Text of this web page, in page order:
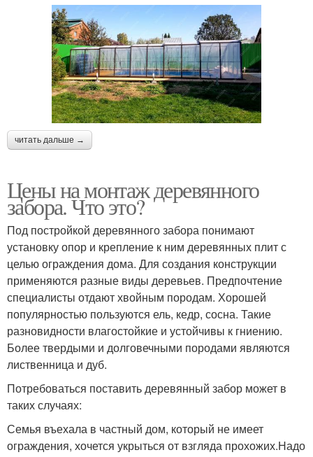
читать дальше →
Цены на монтаж деревянного
забора. Что это?
Под постройкой деревянного забора понимают
установку опор и крепление к ним деревянных плит с
целью ограждения дома. Для создания конструкции
применяются разные виды деревьев. Предпочтение
специалисты отдают хвойным породам. Хорошей
популярностью пользуются ель, кедр, сосна. Такие
разновидности влагостойкие и устойчивы к гниению.
Более твердыми и долговечными породами являются
лиственница и дуб.
Потребоваться поставить деревянный забор может в
таких случаях:
Семья въехала в частный дом, который не имеет
ограждения, хочется укрыться от взгляда прохожих.Надо